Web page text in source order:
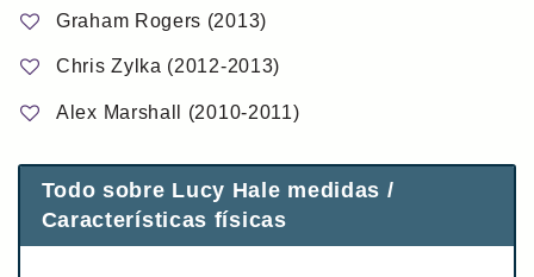
Graham Rogers (2013)
Chris Zylka (2012-2013)
Alex Marshall (2010-2011)
Todo sobre Lucy Hale medidas /
Características físicas